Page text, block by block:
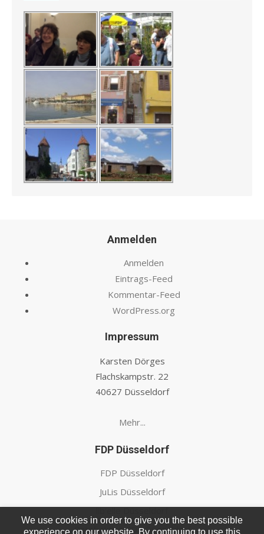
Anmelden
Anmelden
Eintrags-Feed
Kommentar-Feed
WordPress.org
Impressum
Karsten Dörges
Flachskampstr. 22
40627 Düsseldorf
Mehr...
FDP Düsseldorf
FDP Düsseldorf
JuLis Düsseldorf
lib'elle Düsseldorf
Ratsfraktion FDP Düsseldorf
We use cookies in order to give you the best possible
experience on our website. By continuing to use this